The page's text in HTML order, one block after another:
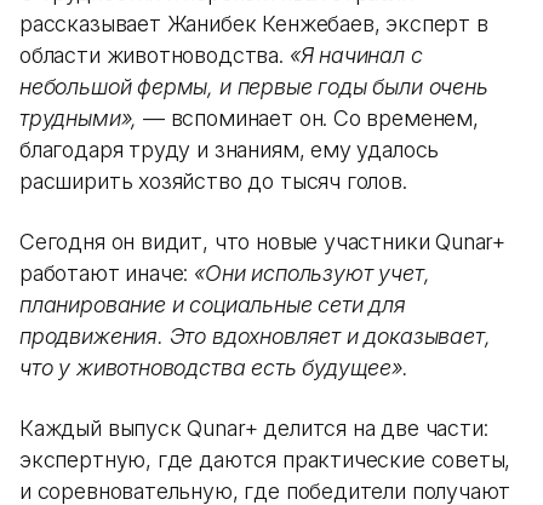
рассказывает Жанибек Кенжебаев, эксперт в
области животноводства. «Я начинал с
небольшой фермы, и первые годы были очень
трудными», — вспоминает он. Со временем,
благодаря труду и знаниям, ему удалось
расширить хозяйство до тысяч голов.
Сегодня он видит, что новые участники Qunar+
работают иначе: «Они используют учет,
планирование и социальные сети для
продвижения. Это вдохновляет и доказывает,
что у животноводства есть будущее».
Каждый выпуск Qunar+ делится на две части:
экспертную, где даются практические советы,
и соревновательную, где победители получают